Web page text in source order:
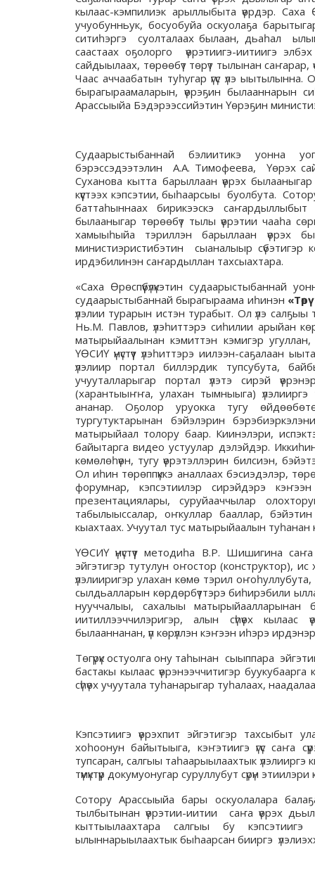
кылаас-кэмпилиэк арыллыбыта үөрдэр. Саха
учуобунньук, босуобуйа оскуолаҕа
ситиһэргэ суолталаах былаан, дьаһал
саастаах оҕолорго үөрэтиигэ-иитиигэ
сайдыылаах, төрөөбүт төрүт тылынан
Чаас аччаабатын туһугар үгүс үлэ ыытылынна.
бырагыраамаларын, үөрэҕин былааннарын
Арассыыйа Бэдэрээссийэтин Үөрэҕин
Судаарыстыбаннай бэлиитикэ уонна
бэрэссэдээтэлин А.А. Тимофеева, Үөрэх
Суханова кытта барыллаан үөрэх
күүстээх кэпсэтии, быһаарсыы буолбута.
баттаһыннаах бирикээскэ
былааныгар төрөөбүт тылы үөрэтии чааһа
хамыыһыйа тэриллэн барыллаан үөрэх
министиэристибэтин сыаналыыр сүбэтигэр
ирдэбилинэн саҥардыллан тахсыахтара.
«Саха Өрөспүүбүлүкэтин
судаарыстыбаннай бырагыраама иһинэн
үлэлии турарын истэн турабыт. Ол үлэ салҕыы
Нь.М. Павлов, үлэһиттэрэ сиһилии арыйан
матырыйаалынан кэмиттэн кэмигэр
ҮӨСИҮ үнүстүүт үлэһиттэрэ иилээн-
үлэлиир портал биллэрдик тупсубута,
учууталларыгар портал үлэтэ сирэй
(харантыыҥҥа, улахан тымныыга) үлэлииргэ
ананар. Оҕолор уруокка тугу
тургутуктарынан бэйэлэрин
матырыйаал толору баар. Киинэлэри,
байытарга видео устуулар дэлэйдэр.
көмөлөһүөн, тугу үөрэтэллэрин билсиэн,
Ол иһин төрөппүккэ аналлаах бэсиэдэлэр,
форумнар, кэпсэтиилэр сирэйдэрэ
презентациялары, суруйааччылар
табылыыссалар, оҥкуллар бааллар,
кыахтаах. Учуутал тус матырыйаалын туһанан
ҮӨСИҮ үнүстүүт методиһа В.Р. Шишигина
эйгэтигэр тутулун оҥостор (конструктор), ис
үлэлииригэр улахан көмө тэрил
сылдьалларын көрдөрбүттэрэ биһирэбили
нууччалыы, сахалыы матырыйаалларынан
иитиллээччилэригэр, алын сүһүөх кылаас
былааннанан, үп көрүллэн кэҥээн иһэрэ
Төгүрүк остуолга ону таһынан сыыппара
бастакы кылаас үөрэнээччитигэр
сүһүөх учуутала туһанарыгар туһалаах,
Кэпсэтиигэ үөрэхпит эйгэтигэр тахсыбыт
хоһоонун байытыыга, кэҥэтиигэ үгүс саҥа
тупсаран, салгыы таһаарыылаахтык үлэлииргэ
түмүктүүр докумуонугар суруллубут сүрүн
Сотору Арассыыйа бары оскуолалара
тылбытынан үөрэтии-иитии саҥа үөрэх
кыттыылаахтара салгыы бу
ылыннарыылаахтык быһаарсан бииргэ